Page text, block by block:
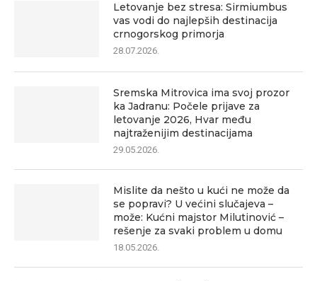
Letovanje bez stresa: Sirmiumbus
vas vodi do najlepših destinacija
crnogorskog primorja
28.07.2026.
Sremska Mitrovica ima svoj prozor
ka Jadranu: Počele prijave za
letovanje 2026, Hvar među
najtraženijim destinacijama
29.05.2026.
Mislite da nešto u kući ne može da
se popravi? U većini slučajeva –
može: Kućni majstor Milutinović –
rešenje za svaki problem u domu
18.05.2026.